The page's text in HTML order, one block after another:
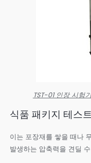
TST-01 인장 시험
식품 패키지 테스
이는 포장재를 쌓을 때나
발생하는 압축력을 견딜